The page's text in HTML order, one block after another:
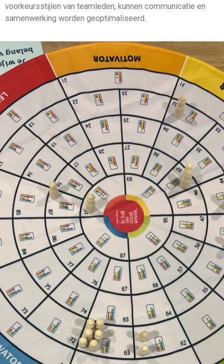
voorkeursstijlen van teamleden, kunnen communicatie en
samenwerking worden geoptimaliseerd.